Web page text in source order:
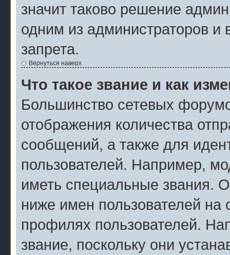
значит таково решение
одним из администраторов и
запрета.
Вернуться наверх
Что такое звание и как
Большинство сетевых
отображения количества
сообщений, а также для
пользователей. Например,
иметь специальные звания.
ниже имен пользователей на
профилях пользователей.
звание, поскольку они